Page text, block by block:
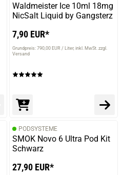
Waldmeister Ice 10ml 18mg
NicSalt Liquid by Gangsterz
7,90 EUR*
Grundpreis: 790,00 EUR / Liter inkl. MwSt. zzgl.
Versand
PODSYSTEME
SMOK Novo 6 Ultra Pod Kit
Schwarz
27,90 EUR*